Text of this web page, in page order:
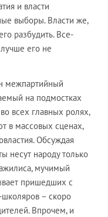
и власти
выборы. Власти же,
разбудить. Все-
лучше его не
межпартийный
на подмостках
всех главных ролях,
в массовых сценах,
Обсуждая
несут народу только
мучимый
пришедших с
– скоро
Впрочем, и